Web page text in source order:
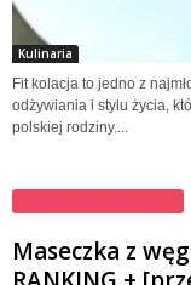
Kulinaria
Fit kolacja to jedno z
odżywiania i stylu życia,
polskiej rodziny....
Maseczki na twarz
Maseczka z